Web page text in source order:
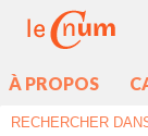
À PROPOS